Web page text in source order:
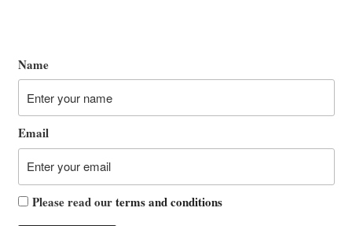
Name
Email
Please read ourterms and conditions